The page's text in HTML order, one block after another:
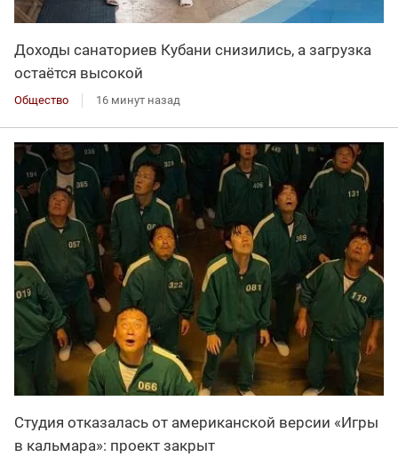
Доходы санаториев Кубани снизились, а загрузка
остаётся высокой
Общество 16 минут назад
Студия отказалась от американской версии «Игры
в кальмара»: проект закрыт